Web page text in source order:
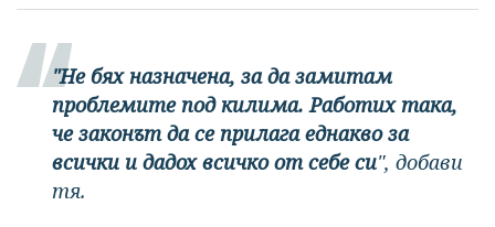
"Не бях назначена, за да замитам
проблемите под килима. Работих така,
че законът да се прилага еднакво за
всички и дадох всичко от себе си", добави
тя.